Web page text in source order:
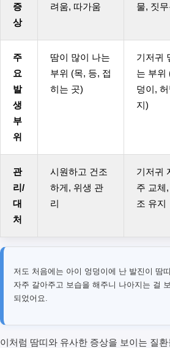
증
상
려움, 따가움
물, 짓
주
요
발
생
부
위
땀이 많이 나는
부위 (목, 등, 접
히는 곳)
기저귀
는 부위
덩이, 허
지)
관
리/
대
처
시원하고 건조
하게, 위생 관
리
기저귀
주 교체,
조 유지
저도 처음에는 아이 엉덩이에 난 발진이 땀
자주 갈아주고 보습을 해주니 나아지는 걸
되었어요.
이처럼 땀띠와 유사한 증상을 보이는 질